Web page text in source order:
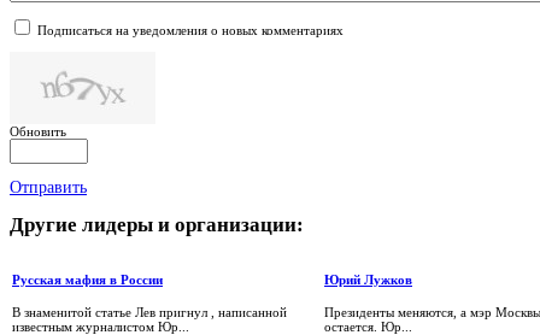
Подписаться на уведомления о новых комментариях
Обновить
Отправить
Другие лидеры и организации:
Русская мафия в России
В знаменитой статье Лев пригнул , написанной
известным журналистом Юр...
Юрий Лужков
Президенты меняются, а мэр
остается. Юр...